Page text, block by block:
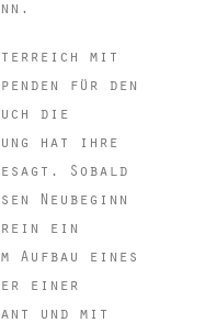
mit
für den
die
hat ihre
Sobald
Neubeginn
ein
Aufbau eines
einer
und mit